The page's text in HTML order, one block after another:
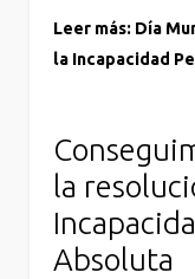
Leer más: Día
la Incapacidad
la
Absoluta